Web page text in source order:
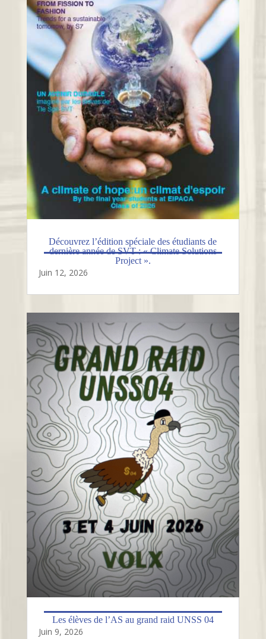
Découvrez l’édition spéciale des étudiants de
dernière année de SVT : « Climate Solutions
Project ».
Juin 12, 2026
Les élèves de l’AS au grand raid UNSS 04
Juin 9, 2026